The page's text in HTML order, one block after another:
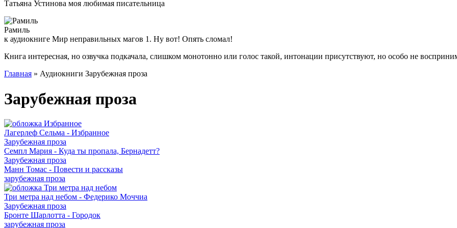
Татьяна Устинова моя любимая писательница
Рамиль
к аудиокниге Мир неправильных магов 1. Ну вот! Опять сломал!
Книга интересная, но озвучка подкачала, слишком монотонно или голос такой, интонации присутствуют, но особо не
Главная » Аудиокниги Зарубежная проза
Зарубежная проза
Лагерлеф Сельма - Избранное
Зарубежная проза
Семпл Мария - Куда ты пропала, Бернадетт?
Зарубежная проза
Манн Томас - Повести и рассказы
зарубежная проза
Три метра над небом - Федерико Моччиа
Зарубежная проза
Бронте Шарлотта - Городок
зарубежная проза